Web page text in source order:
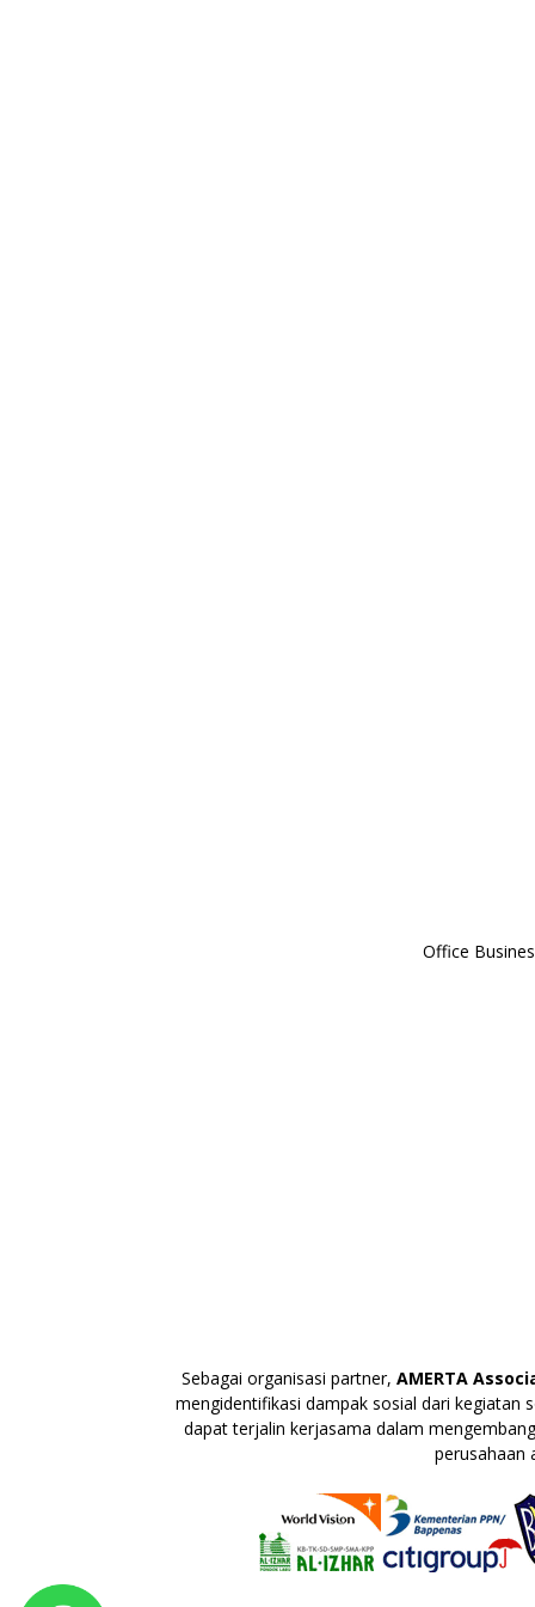
Office
Sebagai organisasi partner, AMERTA
mengidentifikasi dampak sosial dari kegiatan
dapat terjalin kerjasama dalam
perusahaan